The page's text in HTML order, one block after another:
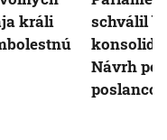
králi
schválil
Návrh
poslancov